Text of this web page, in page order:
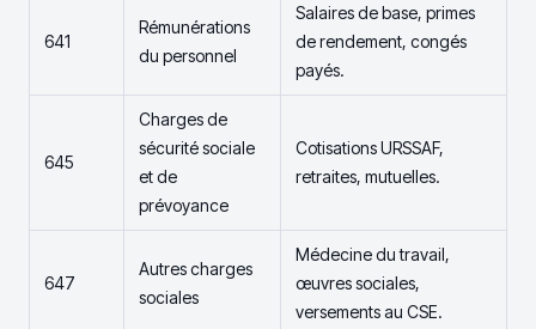
641
Rémunérations
du personnel
Salaires de base, primes
de rendement, congés
payés.
645
Charges de
sécurité sociale
et de
prévoyance
Cotisations URSSAF,
retraites, mutuelles.
647
Autres charges
sociales
Médecine du travail,
œuvres sociales,
versements au CSE.